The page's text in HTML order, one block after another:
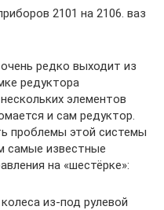
2101 на 2106. ваз
редко выходит из
редуктора
элементов
и сам редуктор.
проблемы этой системы
самые известные
на «шестёрке»:
из-под рулевой